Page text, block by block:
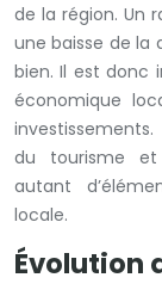
de la région. Un
une baisse de la
bien. Il est donc
économique
du tourisme et
autant
locale.
Évolution